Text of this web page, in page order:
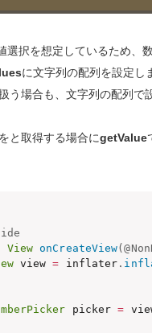
選択を想定しているため、
に文字列の配列を設定し
う場合も、文字列の配列で
と取得する場合にgetValue
View onCreateView(
view = inflater .
picker =